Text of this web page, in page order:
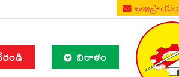
అభిప్రాయం
విరాళం